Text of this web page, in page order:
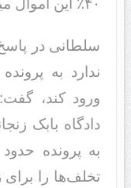
۴۰٪ این اموال میسر خواهد بود.
سلطانی در
ندارد به
ورود کند،
دادگاه بابک
تخلف‌ها را